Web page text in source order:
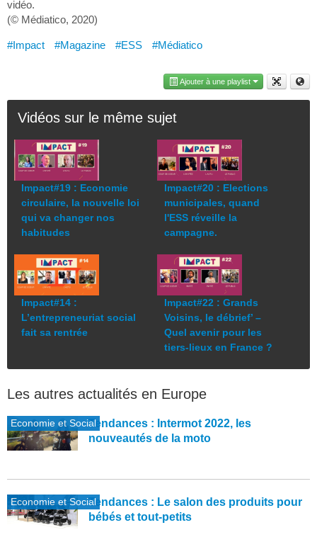
vidéo.
(© Médiatico, 2020)
#Impact #Magazine #ESS #Médiatico
Ajouter à une playlist
Vidéos sur le même sujet
Impact#19 : Economie
circulaire, la nouvelle loi
qui va changer nos
habitudes
Impact#14 :
L’entrepreneuriat social
fait sa rentrée
Impact#20 : Elections
municipales, quand
l'ESS réveille la
campagne.
Impact#22 : Grands
Voisins, le débrief’ –
Quel avenir pour les
tiers-lieux en France ?
Les autres actualités en Europe
Economie et SocialTendances : Intermot 2022, les
nouveautés de la moto
Economie et SocialTendances : Le salon des produits pour
bébés et tout-petits